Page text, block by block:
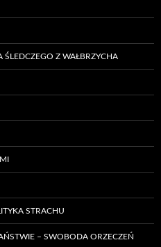
ŚLEDCZEGO Z WAŁBRZYCHA
STRACHU
– SWOBODA ORZECZEŃ